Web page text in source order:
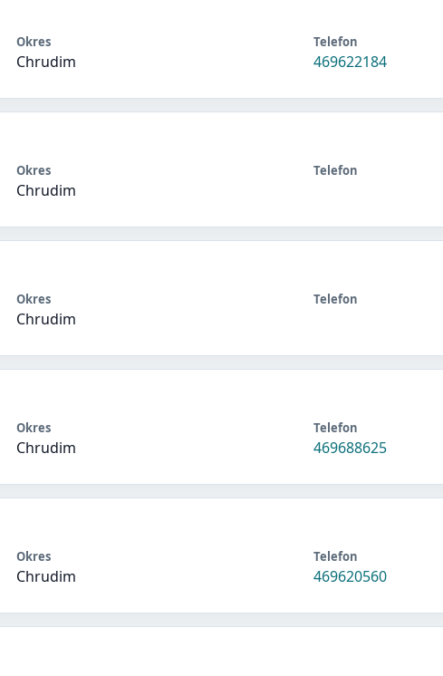
Okres
Chrudim
Telefon
469622184
Okres
Chrudim
Telefon
Okres
Chrudim
Telefon
Okres
Chrudim
Telefon
469688625
Okres
Chrudim
Telefon
469620560